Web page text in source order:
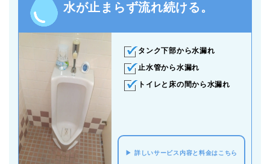
水が止まらず流れ続ける。
タンク下部から水漏れ
止水管から水漏れ
トイレと床の間から水漏れ
詳しいサービス内容と料金はこちら